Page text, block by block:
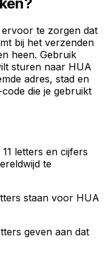
te zorgen dat
bij het verzenden
heen. Gebruik
sturen naar HUA
adres, stad en
die je gebruikt
letters en cijfers
te
staan voor HUA
geven aan dat